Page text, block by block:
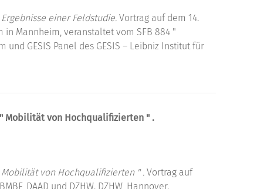
einer Feldstudie. Vortrag auf dem 14.
in Mannheim, veranstaltet vom SFB 884 "
GESIS Panel des GESIS – Leibniz Institut für
Mobilität von Hochqualifizierten " .
von Hochqualifizierten " . Vortrag auf
DAAD und DZHW. DZHW, Hannover.